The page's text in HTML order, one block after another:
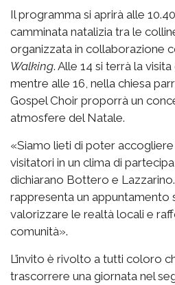
Il programma si aprirà alle
camminata natalizia tra le
organizzata in collaborazione
Walking. Alle 14 si terrà la
mentre alle 16, nella chiesa
Gospel Choir proporrà un
atmosfere del Natale.
«Siamo lieti di poter
visitatori in un clima di
dichiarano Bottero e
rappresenta un appuntamento
valorizzare le realtà locali e
comunità».
L’invito è rivolto a tutti coloro
trascorrere una giornata nel